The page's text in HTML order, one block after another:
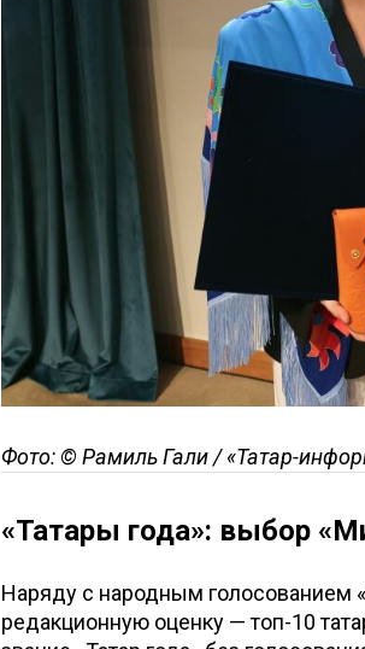
Фото: © Рамиль Гали / «Татар-
«Татары года»: выбор
Наряду с народным голосованием
редакционную оценку — топ-10